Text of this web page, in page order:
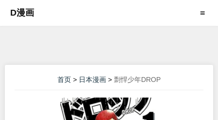
D漫画 ≡
首页 > 日本漫画 > 剽悍少年DROP